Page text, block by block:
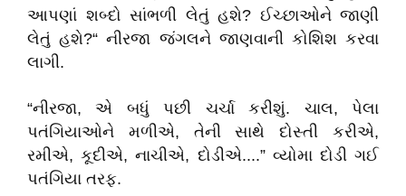
આપણાં શબ્દો સાંભળી લેતું હશે? ઈચ્છાઓને જાણી
લેતું હશે?“ નીરજા જંગલને જાણવાની કોશિશ કરવા
લાગી.
“નીરજા, એ બધું પછી ચર્ચા કરીશું. ચાલ, પેલા
પતંગિયાઓને મળીએ, તેની સાથે દોસ્તી કરીએ,
રમીએ, કૂદીએ, નાચીએ, દોડીએ....” વ્યોમા દોડી ગઈ
પતંગિયા તરફ.